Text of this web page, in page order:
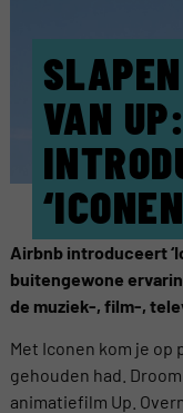
VAN
Airbnb introduceert
buitengewone
de muziek-, film-,
Met Iconen kom je
gehouden had.
animatiefilm Up.